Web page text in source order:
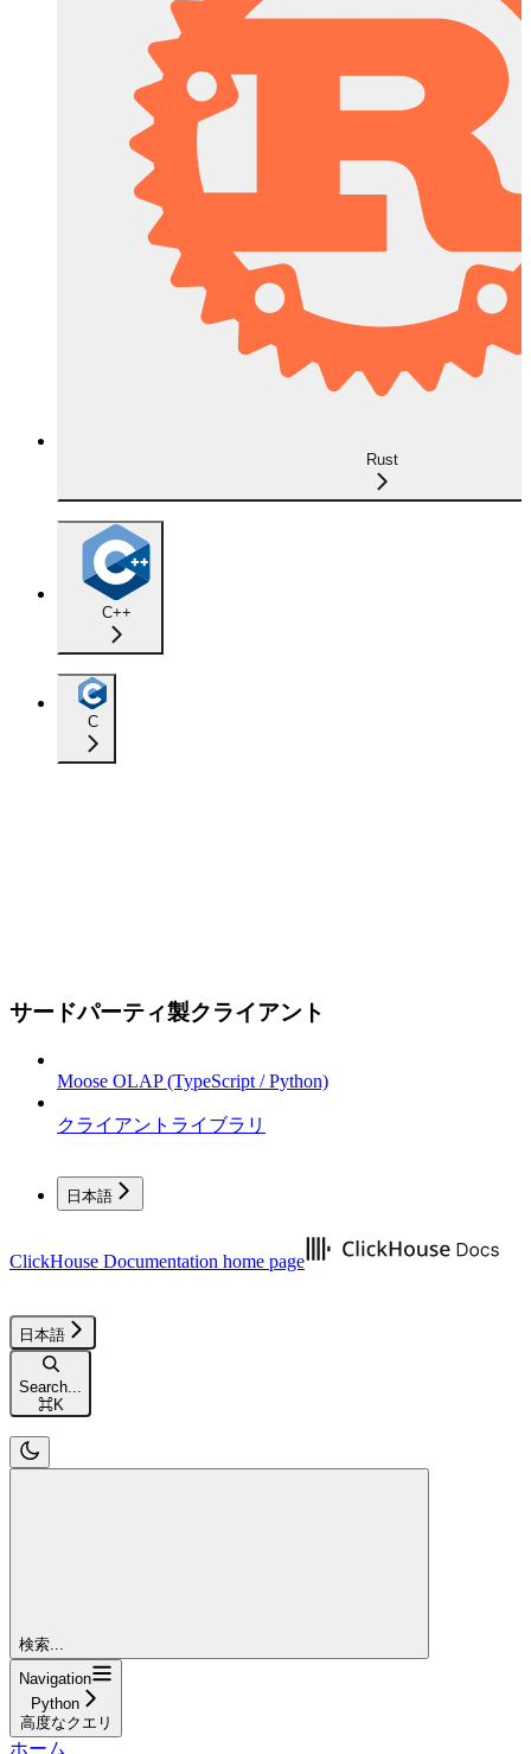
Rust
C++
C
サードパーティ製クライアント
Moose OLAP (TypeScript / Python)
クライアントライブラリ
日本語
ClickHouse Documentation home page
日本語
Search...
⌘K
検索...
Navigation
Python
高度なクエリ
ホーム